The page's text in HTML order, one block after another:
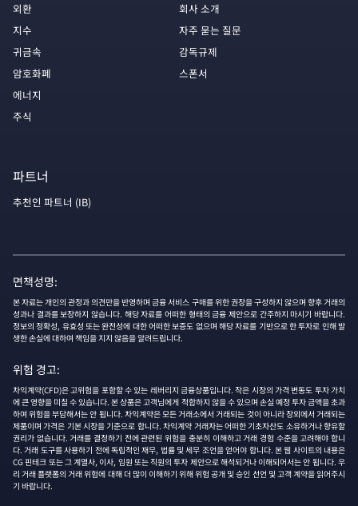
외환
지수
귀금속
암호화폐
에너지
주식
회사 소개
자주 묻는 질문
감독규제
스폰서
파트너
추천인 파트너 (IB)
면책성명:
본 자료는 개인의 관정과 의견만을 반영하며 금융 서비스 구매를 위한 권장을 구성하지 않으며 향후 거래의
성과나 결과를 보장하지 않습니다. 해당 자료를 어떠한 형태의 금융 제안으로 간주하지 마시기 바랍니다.
정보의 정확성, 유효성 또는 완전성에 대한 어떠한 보증도 없으며 해당 자료를 기반으로 한 투자로 인해 발
생한 손실에 대하여 책임을 지지 않음을 알려드립니다.
위험 경고:
차익계약(CFD)은 고위험을 포함할 수 있는 레버리지 금융상품입니다. 작은 시장의 가격 변동도 투자 가치
에 큰 영향을 미칠 수 있습니다. 본 상품은 고객님에게 적합하지 않을 수 있으며 손실 예정 투자 금액을 초과
하여 위험을 부담해서는 안 됩니다. 차익계약은 모든 거래소에서 거래되는 것이 아니라 장외에서 거래되는
제품이며 가격은 기본 시장을 기준으로 합니다. 차익계약 거래자는 어떠한 기초자산도 소유하거나 향유할
권리가 없습니다. 거래를 결정하기 전에 관련된 위험을 충분히 이해하고 거래 경험 수준을 고려해야 합니
다. 거래 도구를 사용하기 전에 독립적인 재무, 법률 및 세무 조언을 얻어야 합니다. 본 웹 사이트의 내용은
CG 핀테크 또는 그 계열사, 이사, 임원 또는 직원의 투자 제안으로 해석되거나 이해되어서는 안 됩니다. 우
리 거래 플랫폼의 거래 위험에 대해 더 많이 이해하기 위해 위험 공개 및 승인 선언 및 고객 계약을 읽어주시
기 바랍니다.